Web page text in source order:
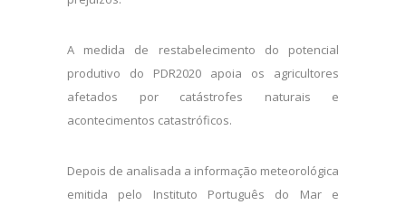
A medida de restabelecimento do potencial
produtivo do PDR2020 apoia os agricultores
afetados por catástrofes naturais e
acontecimentos catastróficos.
Depois de analisada a informação meteorológica
emitida pelo Instituto Português do Mar e